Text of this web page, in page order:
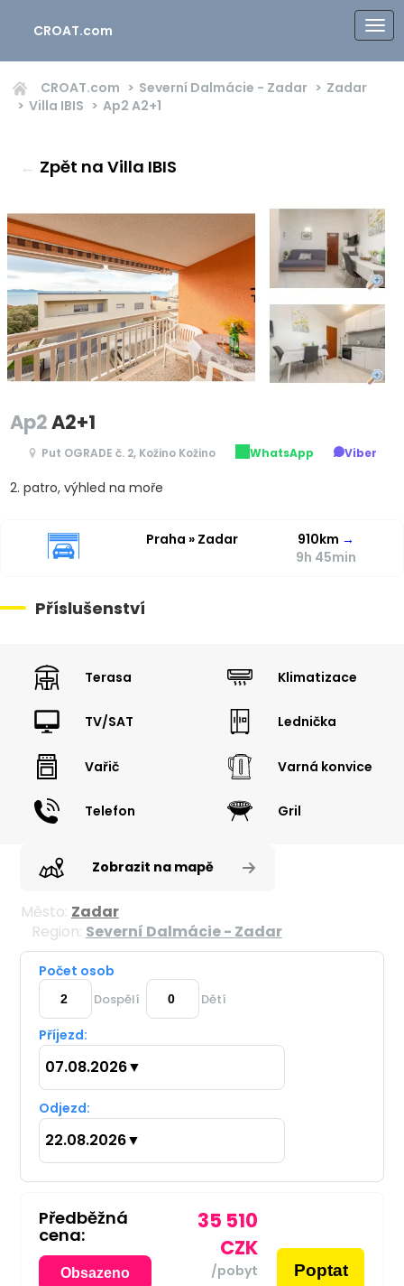
CROAT.com
CROAT.com Severní Dalmácie - Zadar
Zadar
Villa IBIS
Ap2 A2+1
← Zpět na Villa IBIS
Ap2A2+1
Put OGRADE č. 2, Kožino Kožino WhatsApp Viber
2. patro, výhled na moře
Praha » Zadar 910km →
9h 45min
Příslušenství
Terasa Klimatizace
TV/SAT Lednička
Vařič Varná konvice
Telefon Gril
Zobrazit na mapě
Město: Zadar
Region: Severní Dalmácie - Zadar
Počet osob
Dospělí Dětí
Příjezd:
07.08.2026▼
Odjezd:
22.08.2026▼
Předběžná
cena:
Obsazeno
35 510
CZK
/pobyt Poptat